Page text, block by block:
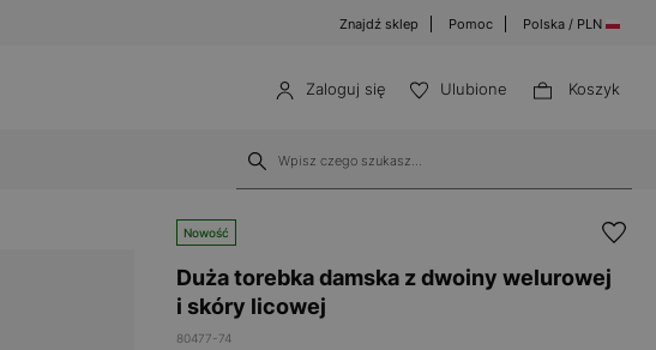
Znajdź sklep Pomoc Polska / PLN
Zaloguj się Ulubione Koszyk
Nowość
Duża torebka damska z dwoiny welurowej
i skóry licowej
80477-74